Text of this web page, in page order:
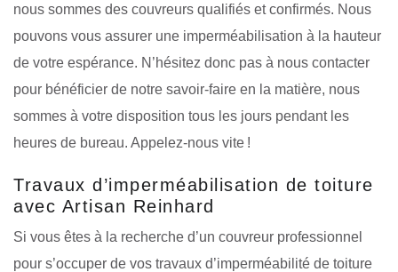
nous sommes des couvreurs qualifiés et confirmés. Nous
pouvons vous assurer une imperméabilisation à la hauteur
de votre espérance. N’hésitez donc pas à nous contacter
pour bénéficier de notre savoir-faire en la matière, nous
sommes à votre disposition tous les jours pendant les
heures de bureau. Appelez-nous vite !
Travaux d’imperméabilisation de toiture
avec Artisan Reinhard
Si vous êtes à la recherche d’un couvreur professionnel
pour s’occuper de vos travaux d’imperméabilité de toiture